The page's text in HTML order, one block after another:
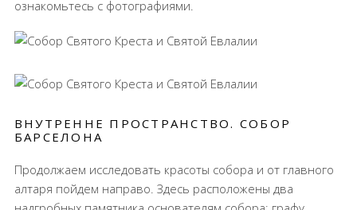
ознакомьтесь с фотографиями.
ВНУТРЕННЕ ПРОСТРАНСТВО. СОБОР
БАРСЕЛОНА
Продолжаем исследовать красоты собора и от главного
алтаря пойдем направо. Здесь расположены два